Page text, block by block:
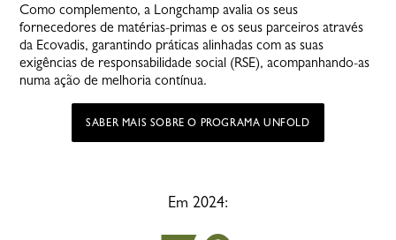
Como complemento, a Longchamp avalia os seus
fornecedores de matérias-primas e os seus parceiros através
da Ecovadis, garantindo práticas alinhadas com as suas
exigências de responsabilidade social (RSE), acompanhando-as
numa ação de melhoria contínua.
SABER MAIS SOBRE O PROGRAMA UNFOLD
Em 2024: